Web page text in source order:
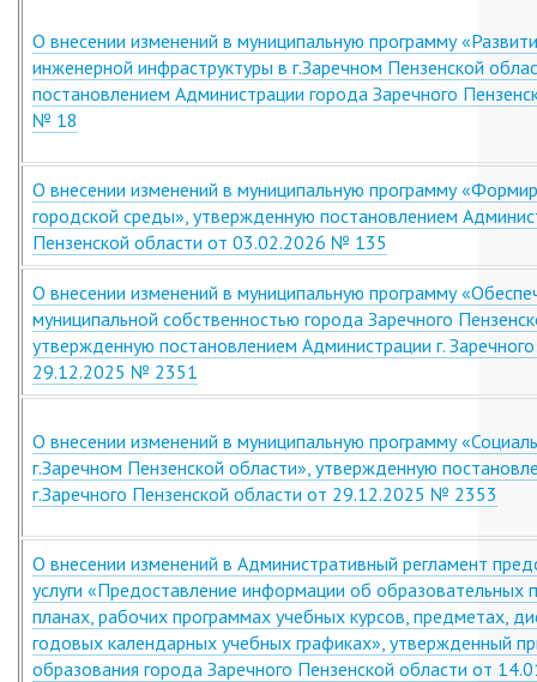
О внесении изменений в муниципальную программу
инженерной инфраструктуры в г.Заречном Пензенской
постановлением Администрации города Заречного
№ 18
О внесении изменений в муниципальную программу
городской среды», утвержденную постановлением
Пензенской области от 03.02.2026 № 135
О внесении изменений в муниципальную программу
муниципальной собственностью города Заречного
утвержденную постановлением Администрации г.
29.12.2025 № 2351
О внесении изменений в муниципальную программу
г.Заречном Пензенской области», утвержденную
г.Заречного Пензенской области от 29.12.2025 № 2353
О внесении изменений в Административный регламент
услуги «Предоставление информации об образовательных
планах, рабочих программах учебных курсов, предметах,
годовых календарных учебных графиках», утвержденный
образования города Заречного Пензенской области от